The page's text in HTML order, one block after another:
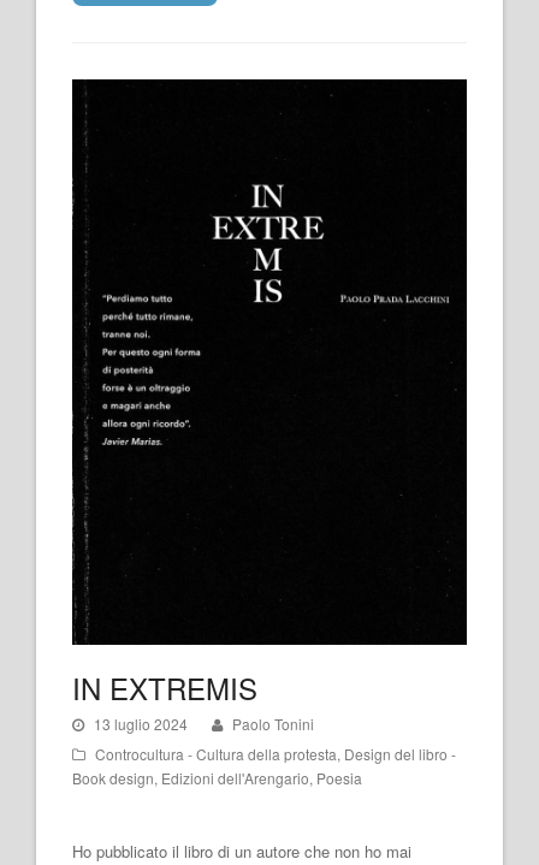
IN EXTREMIS
13 luglio 2024
Paolo Tonini
Controcultura - Cultura della protesta, Design del libro -
Book design, Edizioni dell'Arengario, Poesia
Ho pubblicato il libro di un autore che non ho mai